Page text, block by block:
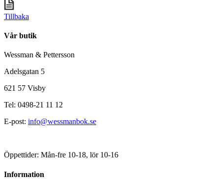
Tillbaka
Vår butik
Wessman & Pettersson
Adelsgatan 5
621 57 Visby
Tel: 0498-21 11 12
E-post: info@wessmanbok.se
Öppettider: Mån-fre 10-18, lör 10-16
Information